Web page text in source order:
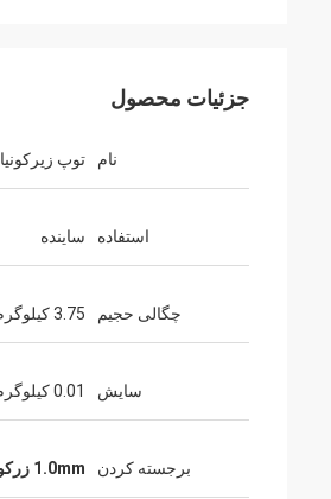
جزئیات محصول
نام توپ زیرکونیا
استفاده ساینده
چگالی حجیم 3.75 کیلوگرم بر دسی متر مکعب
سایش 0.01 کیلوگرم در ساعت
برجسته کردن 1.0mm زرکونیا رسانه های خرد کردن